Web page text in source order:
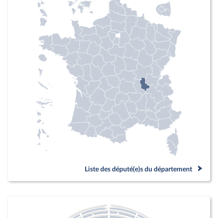
Liste des député(e)s du département